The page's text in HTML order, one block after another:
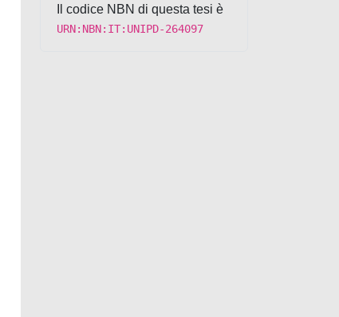
Il codice NBN di questa tesi è
URN:NBN:IT:UNIPD-264097